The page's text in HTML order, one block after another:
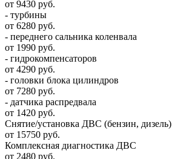
от 9430 руб.
- турбины
от 6280 руб.
- переднего сальника коленвала
от 1990 руб.
- гидрокомпенсаторов
от 4290 руб.
- головки блока цилиндров
от 7280 руб.
- датчика распредвала
от 1420 руб.
Снятие/установка ДВС (бензин, дизель)
от 15750 руб.
Комплексная диагностика ДВС
от 2480 руб.